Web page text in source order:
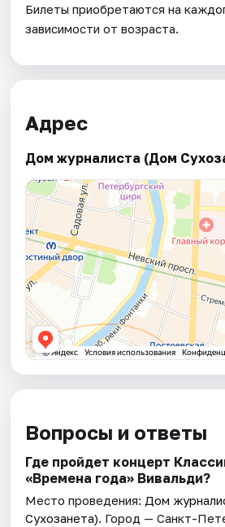
Билеты приобретаются на
зависимости от возраста.
Адрес
Дом журналиста (Дом
Вопросы и ответы
Где пройдет концерт
«Времена года» Вивальди?
Место проведения: Дом
Сухозанета). Город — Санкт-